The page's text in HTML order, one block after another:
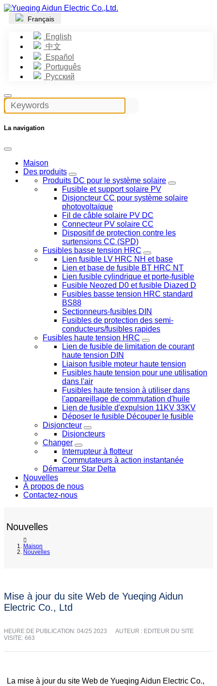
Français
English
中文
Español
Português
Русский
La navigation
Maison
Des produits
Produits DC pour le système solaire
Fusible et support solaire PV
Disjoncteur CC pour système solaire
photovoltaïque
Fil de câble solaire PV DC
Connecteur PV solaire CC
Dispositif de protection contre les
surtensions CC (SPD)
Fusibles basse tension HRC
Lien fusible LV HRC NH et base
Lien et base de fusible BT HRC NT
Lien fusible cylindrique et porte-fusible
Fusible Neozed D0 et fusible Diazed D
Fusibles basse tension HRC standard
BS88
Sectionneurs-fusibles DIN
Fusibles de protection des semi-
conducteurs/fusibles rapides
Fusibles haute tension HRC
Lien de fusible de limitation de courant
haute tension DIN
Liaison fusible moteur haute tension
Fusibles haute tension pour une utilisation
dans l'air
Fusibles haute tension à utiliser dans
l'appareillage de commutation d'huile
Lien de fusible d'expulsion 11KV 33KV
Déposer le fusible Découper le fusible
Disjoncteur
Disjoncteurs
Changer
Interrupteur à flotteur
Commutateurs à action instantanée
Démarreur Star Delta
Nouvelles
À propos de nous
Contactez-nous
Nouvelles
Maison
Nouvelles
Mise à jour du site Web de Yueqing Aidun
Electric Co., Ltd
HEURE DE PUBLICATION: 04/25 2023
AUTEUR : EDITEUR DU SITE
VISITE: 663
La mise à jour du site Web de Yueqing Aidun Electric Co.,